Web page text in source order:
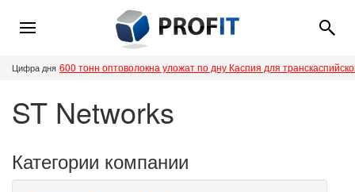
Цифра дня 600 тонн оптоволокна уложат по дну Каспия для
ST Networks
Категории компании